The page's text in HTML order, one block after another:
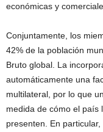
económicas y
Conjuntamente, los
42% de la población
Bruto global. La
automáticamente una
multilateral, por lo que
medida de cómo el país
presenten. En